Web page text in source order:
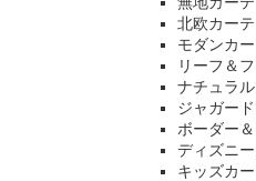
北欧カー
モダンカ
リーフ＆
ナチュラ
ジャガー
ボーダー
ディズニ
キッズカ